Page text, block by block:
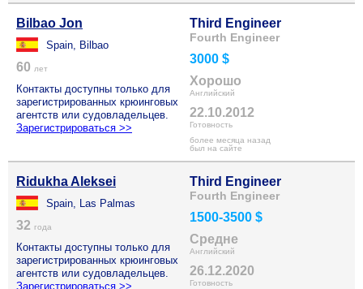
Bilbao Jon
Spain, Bilbao
60 лет
Контакты доступны только для
зарегистрированных крюинговых
агентств или судовладельцев.
Зарегистрироваться >>
Third Engineer
Fourth Engineer
3000 $
Хорошо
Английский
22.10.2012
Готовность
более месяца назад
был на сайте
Ridukha Aleksei
Spain, Las Palmas
32 года
Контакты доступны только для
зарегистрированных крюинговых
агентств или судовладельцев.
Зарегистрироваться >>
Third Engineer
Fourth Engineer
1500-3500 $
Средне
Английский
26.12.2020
Готовность